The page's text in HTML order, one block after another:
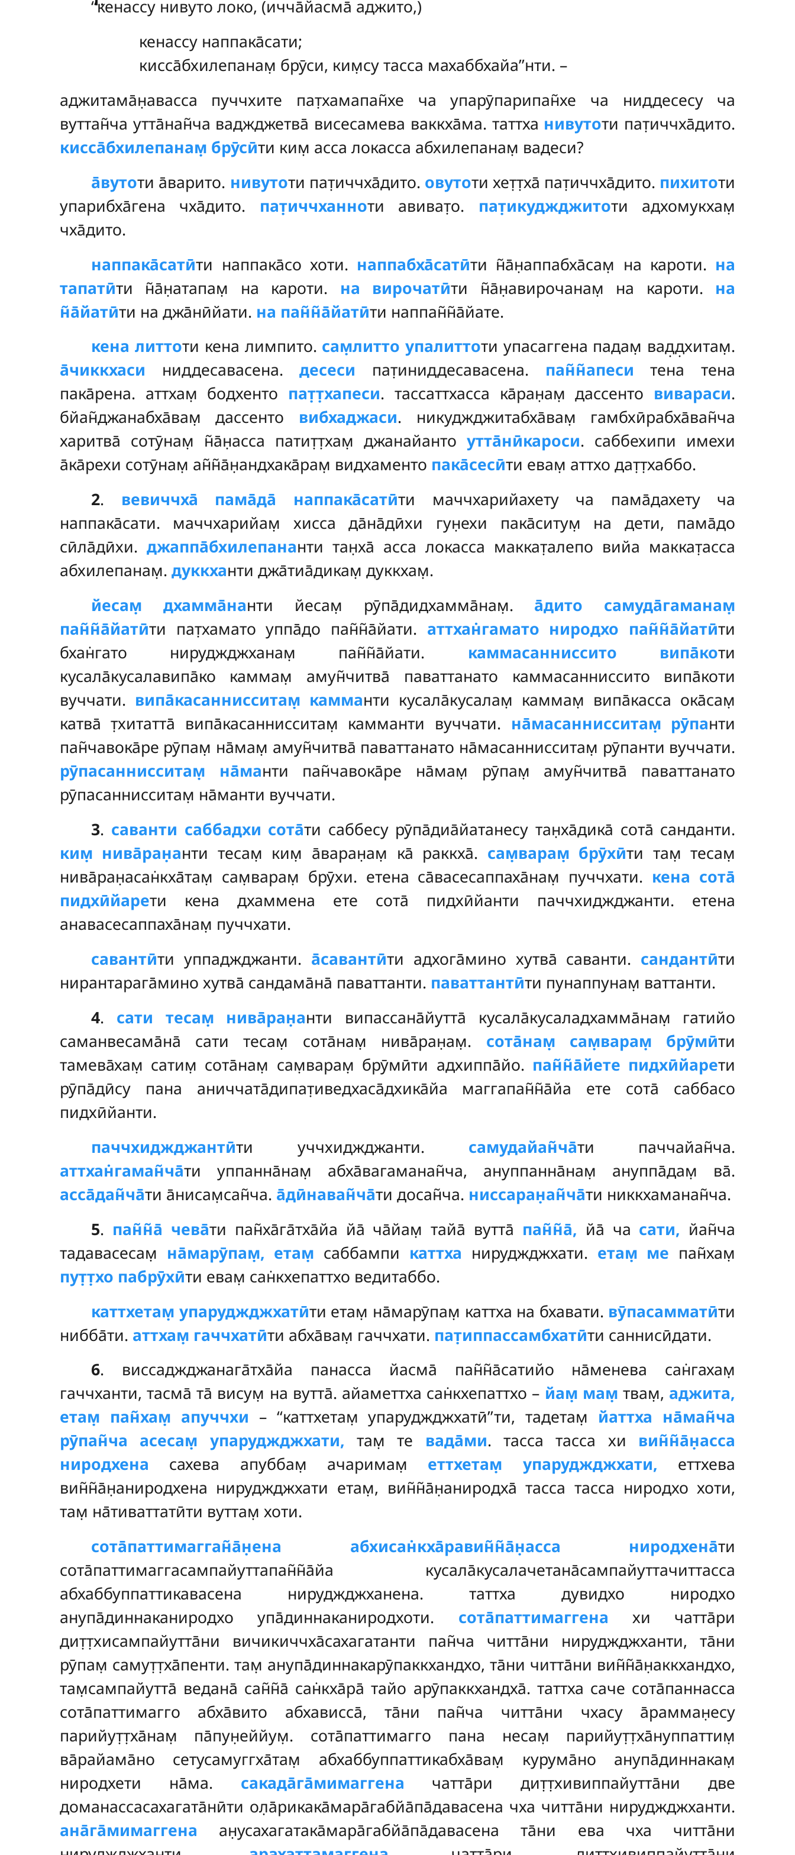
‘‘кенассу нивуто локо, (ичча̄йасма̄ аджито,)
кенассу наппака̄сати;
кисса̄бхилепанам̣ брӯси, ким̣су тасса махаббхайа’’нти. –
аджитама̄н̣авасса пуччхите пат̣хамапан̃хе ча упарӯпарипан̃хе ча ниддесесу ча
вуттан̃ча утта̄нан̃ча ваджджетва̄ висесамева ваккха̄ма. таттха нивутоти пат̣иччха̄дито.
кисса̄бхилепанам̣ брӯсӣти ким̣ асса локасса абхилепанам̣ вадеси?
а̄вутоти а̄варито. нивутоти пат̣иччха̄дито. овутоти хет̣т̣ха̄ пат̣иччха̄дито. пихитоти
упарибха̄гена чха̄дито. пат̣иччханноти авиват̣о. пат̣икуджджитоти адхомукхам̣
чха̄дито.
наппака̄сатӣти наппака̄со хоти. наппабха̄сатӣти н̃а̄н̣аппабха̄сам̣ на кароти. на
тапатӣти н̃а̄н̣атапам̣ на кароти. на вирочатӣти н̃а̄н̣авирочанам̣ на кароти. на
н̃а̄йатӣти на джа̄нӣйати. на пан̃н̃а̄йатӣти наппан̃н̃а̄йате.
кена литтоти кена лимпито. сам̣литто упалиттоти упасаггена падам̣ вад̣д̣хитам̣.
а̄чиккхаси ниддесавасена.десеси пат̣иниддесавасена. пан̃н̃апеси тена тена
пака̄рена. аттхам̣ бодхенто пат̣т̣хапеси. тассаттхасса ка̄ран̣ам̣ дассенто вивараси.
бйан̃джанабха̄вам̣ дассенто вибхаджаси. никуджджитабха̄вам̣ гамбхӣрабха̄ван̃ча
харитва̄ сотӯнам̣ н̃а̄н̣асса патит̣т̣хам̣ джанайантоутта̄нӣкароси. саббехипи имехи
а̄ка̄рехи сотӯнам̣ ан̃н̃а̄н̣андхака̄рам̣ видхаменто пака̄сесӣти евам̣ аттхо дат̣т̣хаббо.
2. вевиччха̄ пама̄да̄ наппака̄сатӣти маччхарийахету ча пама̄дахету ча
наппака̄сати. маччхарийам̣ хисса да̄на̄дӣхи гун̣ехи пака̄ситум̣ на дети, пама̄до
сӣла̄дӣхи. джаппа̄бхилепананти тан̣ха̄ асса локасса маккат̣алепо вийа маккат̣асса
абхилепанам̣. дуккханти джа̄тиа̄дикам̣ дуккхам̣.
йесам̣ дхамма̄нанти йесам̣ рӯпа̄дидхамма̄нам̣. а̄дито самуда̄гаманам̣
пан̃н̃а̄йатӣти пат̣хамато уппа̄до пан̃н̃а̄йати. аттхан̇гамато ниродхо пан̃н̃а̄йатӣти
бхан̇гато нируджджханам̣ пан̃н̃а̄йати. каммасанниссито випа̄коти
кусала̄кусалавипа̄ко каммам̣ амун̃читва̄ паваттанато каммасанниссито випа̄коти
вуччати. випа̄касаннисситам̣ камманти кусала̄кусалам̣ каммам̣ випа̄касса ока̄сам̣
катва̄ т̣хитатта̄ випа̄касаннисситам̣ камманти вуччати. на̄масаннисситам̣ рӯпанти
пан̃чавока̄ре рӯпам̣ на̄мам̣ амун̃читва̄ паваттанато на̄масаннисситам̣ рӯпанти вуччати.
рӯпасаннисситам̣ на̄манти пан̃чавока̄ре на̄мам̣ рӯпам̣ амун̃читва̄ паваттанато
рӯпасаннисситам̣ на̄манти вуччати.
3. саванти саббадхи сота̄ти саббесу рӯпа̄диа̄йатанесу тан̣ха̄дика̄ сота̄ санданти.
ким̣ нива̄ран̣анти тесам̣ ким̣ а̄варан̣ам̣ ка̄ раккха̄. сам̣варам̣ брӯхӣти там̣ тесам̣
нива̄ран̣асан̇кха̄там̣ сам̣варам̣ брӯхи. етена са̄васесаппаха̄нам̣ пуччхати. кена сота̄
пидхӣйарети кена дхаммена ете сота̄ пидхӣйанти паччхиджджанти. етена
анавасесаппаха̄нам̣ пуччхати.
савантӣтиуппаджджанти. а̄савантӣти адхога̄мино хутва̄ саванти. сандантӣти
нирантарага̄мино хутва̄ сандама̄на̄ паваттанти. паваттантӣти пунаппунам̣ ваттанти.
4. сати тесам̣ нива̄ран̣анти випассана̄йутта̄ кусала̄кусаладхамма̄нам̣ гатийо
саманвесама̄на̄ сати тесам̣ сота̄нам̣ нива̄ран̣ам̣. сота̄нам̣ сам̣варам̣ брӯмӣти
тамева̄хам̣ сатим̣ сота̄нам̣ сам̣варам̣ брӯмӣти адхиппа̄йо. пан̃н̃а̄йете пидхӣйарети
рӯпа̄дӣсу пана аниччата̄дипат̣иведхаса̄дхика̄йа маггапан̃н̃а̄йа ете сота̄ саббасо
пидхӣйанти.
паччхиджджантӣти уччхиджджанти. самудайан̃ча̄ти паччайан̃ча.
аттхан̇гаман̃ча̄ти уппанна̄нам̣ абха̄вагаманан̃ча, ануппанна̄нам̣ ануппа̄дам̣ ва̄.
асса̄дан̃ча̄ти а̄нисам̣сан̃ча. а̄дӣнаван̃ча̄ти досан̃ча. ниссаран̣ан̃ча̄ти никкхаманан̃ча.
5. пан̃н̃а̄ чева̄ти пан̃ха̄га̄тха̄йа йа̄ ча̄йам̣ тайа̄ вутта̄ пан̃н̃а̄, йа̄ ча сати, йан̃ча
тадавасесам̣ на̄марӯпам̣, етам̣ саббампи каттха нируджджхати. етам̣ ме пан̃хам̣
пут̣т̣хо пабрӯхӣти евам̣ сан̇кхепаттхо ведитаббо.
каттхетам̣ упаруджджхатӣти етам̣ на̄марӯпам̣ каттха на бхавати. вӯпасамматӣти
нибба̄ти. аттхам̣ гаччхатӣти абха̄вам̣ гаччхати. пат̣иппассамбхатӣти саннисӣдати.
6. виссаджджанага̄тха̄йа панасса йасма̄ пан̃н̃а̄сатийо на̄менева сан̇гахам̣
гаччханти, тасма̄ та̄ висум̣ на вутта̄. айаметтха сан̇кхепаттхо – йам̣ мам̣ твам̣, аджита,
етам̣ пан̃хам̣ апуччхи – ‘‘каттхетам̣ упаруджджхатӣ’’ти, тадетам̣ йаттха на̄ман̃ча
рӯпан̃ча асесам̣ упаруджджхати, там̣ те вада̄ми. тасса тасса хи вин̃н̃а̄н̣асса
ниродхена сахева апуббам̣ ачаримам̣ еттхетам̣ упаруджджхати, еттхева
вин̃н̃а̄н̣аниродхена нируджджхати етам̣, вин̃н̃а̄н̣аниродха̄ тасса тасса ниродхо хоти,
там̣ на̄тиваттатӣти вуттам̣ хоти.
сота̄паттимагган̃а̄н̣ена абхисан̇кха̄равин̃н̃а̄н̣асса ниродхена̄ти
сота̄паттимаггасампайуттапан̃н̃а̄йа кусала̄кусалачетана̄сампайуттачиттасса
абхаббуппаттикавасена нируджджханена. таттха дувидхо ниродхо
анупа̄диннаканиродхо упа̄диннаканиродхоти. сота̄паттимаггена хи чатта̄ри
дит̣т̣хисампайутта̄ни вичикиччха̄сахагатанти пан̃ча читта̄ни нируджджханти, та̄ни
рӯпам̣ самут̣т̣ха̄пенти. там̣ анупа̄диннакарӯпаккхандхо, та̄ни читта̄ни вин̃н̃а̄н̣аккхандхо,
там̣сампайутта̄ ведана̄ сан̃н̃а̄ сан̇кха̄ра̄ тайо арӯпаккхандха̄. таттха саче сота̄паннасса
сота̄паттимагго абха̄вито абхависса̄, та̄ни пан̃ча читта̄ни чхасу а̄рамман̣есу
парийут̣т̣ха̄нам̣ па̄пун̣еййум̣. сота̄паттимагго пана несам̣ парийут̣т̣ха̄нуппаттим̣
ва̄райама̄но сетусамуггха̄там̣ абхаббуппаттикабха̄вам̣ курума̄но анупа̄диннакам̣
ниродхети на̄ма. сакада̄га̄мимаггена чатта̄ри дит̣т̣хивиппайутта̄ни две
доманассасахагата̄нӣти ол̣а̄рикака̄мара̄габйа̄па̄давасена чха читта̄ни нируджджханти.
ана̄га̄мимаггена ан̣усахагатака̄мара̄габйа̄па̄давасена та̄ни ева чха читта̄ни